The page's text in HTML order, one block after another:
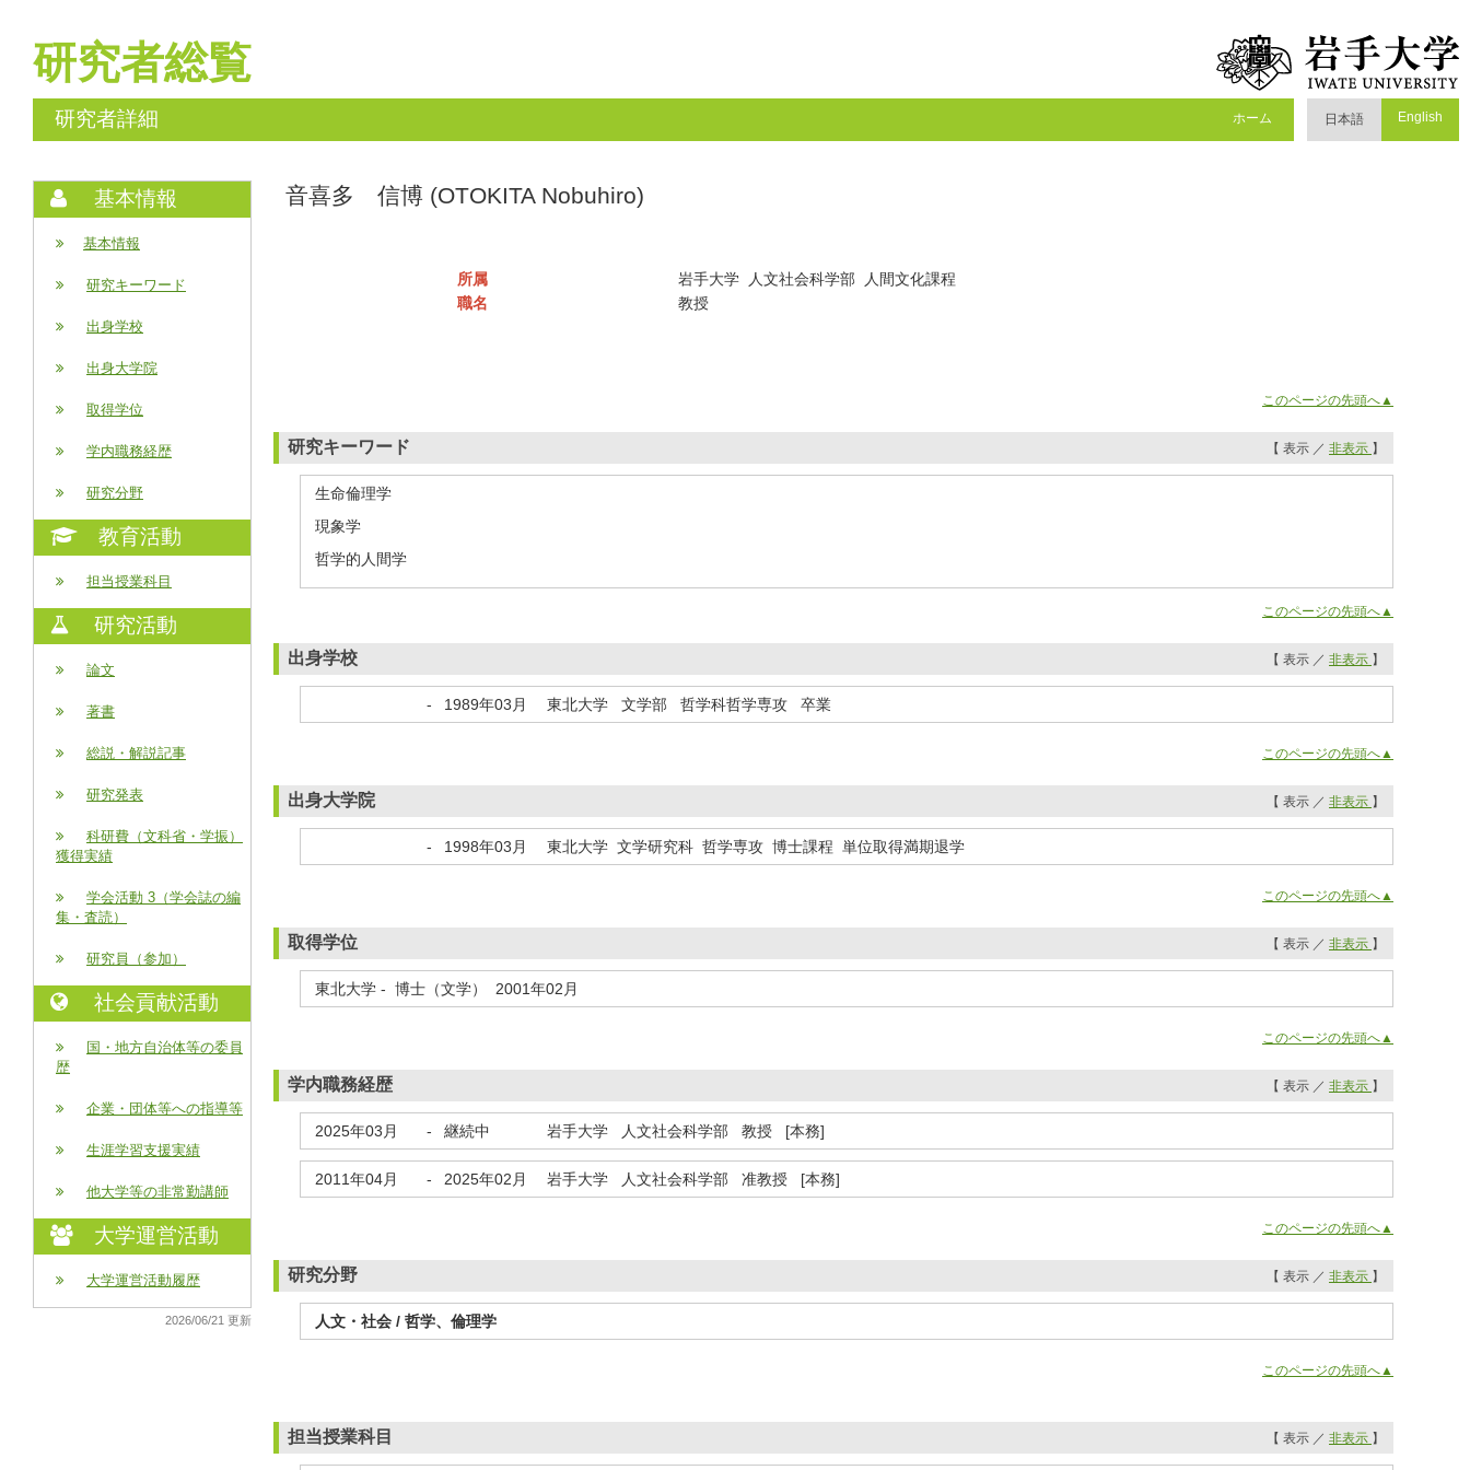
研究者総覧
研究者詳細 ホーム 日本語 English
基本情報
基本情報
研究キーワード
出身学校
出身大学院
取得学位
学内職務経歴
研究分野
教育活動
担当授業科目
研究活動
論文
著書
総説・解説記事
研究発表
科研費（文科省・学振）
獲得実績
学会活動 3（学会誌の編
集・査読）
研究員（参加）
社会貢献活動
国・地方自治体等の委員
歴
企業・団体等への指導等
生涯学習支援実績
他大学等の非常勤講師
大学運営活動
大学運営活動履歴
2026/06/21 更新
音喜多 信博 (OTOKITA Nobuhiro)
所属
岩手大学 人文社会科学部 人間文化課程
職名
教授
このページの先頭へ▲
研究キーワード 【 表示 ／ 非表示 】
生命倫理学
現象学
哲学的人間学
このページの先頭へ▲
出身学校 【 表示 ／ 非表示 】
- 1989年03月 東北大学 文学部 哲学科哲学専攻 卒業
このページの先頭へ▲
出身大学院 【 表示 ／ 非表示 】
- 1998年03月 東北大学 文学研究科 哲学専攻 博士課程 単位取得満期退学
このページの先頭へ▲
取得学位 【 表示 ／ 非表示 】
東北大学 - 博士（文学） 2001年02月
このページの先頭へ▲
学内職務経歴 【 表示 ／ 非表示 】
2025年03月 - 継続中 岩手大学 人文社会科学部 教授 [本務]
2011年04月 - 2025年02月 岩手大学 人文社会科学部 准教授 [本務]
このページの先頭へ▲
研究分野 【 表示 ／ 非表示 】
人文・社会 / 哲学、倫理学
このページの先頭へ▲
担当授業科目 【 表示 ／ 非表示 】